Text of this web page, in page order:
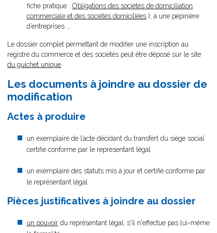
fiche pratique : Obligations des sociétés de domiciliation
commerciale et des sociétés domiciliées ), à une pépinière
d’entreprises ...
Le dossier complet permettant de modifier une inscription au
registre du commerce et des sociétés peut être déposé sur le site
du guichet unique
Les documents à joindre au dossier de
modification
Actes à produire
un exemplaire de l’acte décidant du transfert du siège social
certifié conforme par le représentant légal
un exemplaire des statuts mis à jour et certifié conforme par
le représentant légal
Pièces justificatives à joindre au dossier
un pouvoir du représentant légal, s'il n'effectue pas lui-même